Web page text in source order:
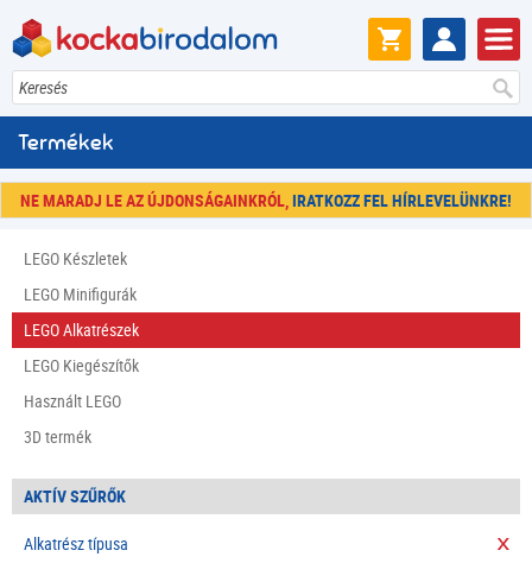
Keresés
Termékek
NE MARADJ LE AZ ÚJDONSÁGAINKRÓL, IRATKOZZ FEL HÍRLEVELÜNKRE!
LEGO Készletek
LEGO Minifigurák
LEGO Alkatrészek
LEGO Kiegészítők
Használt LEGO
3D termék
AKTÍV SZŰRŐK
Alkatrész típusa